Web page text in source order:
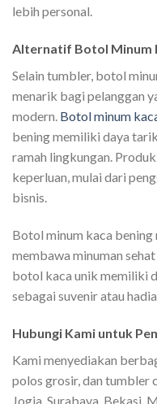
lebih personal.
Alternatif Botol Minum
Selain tumbler, botol
menarik bagi pelanggan
modern. Botol minum
bening memiliki daya
ramah lingkungan.
keperluan, mulai dari
bisnis.
Botol minum kaca bening
membawa minuman
botol kaca unik memiliki
sebagai suvenir atau
Hubungi Kami untuk
Kami menyediakan
polos grosir, dan tumbler
Jogja, Surabaya, Bekasi,